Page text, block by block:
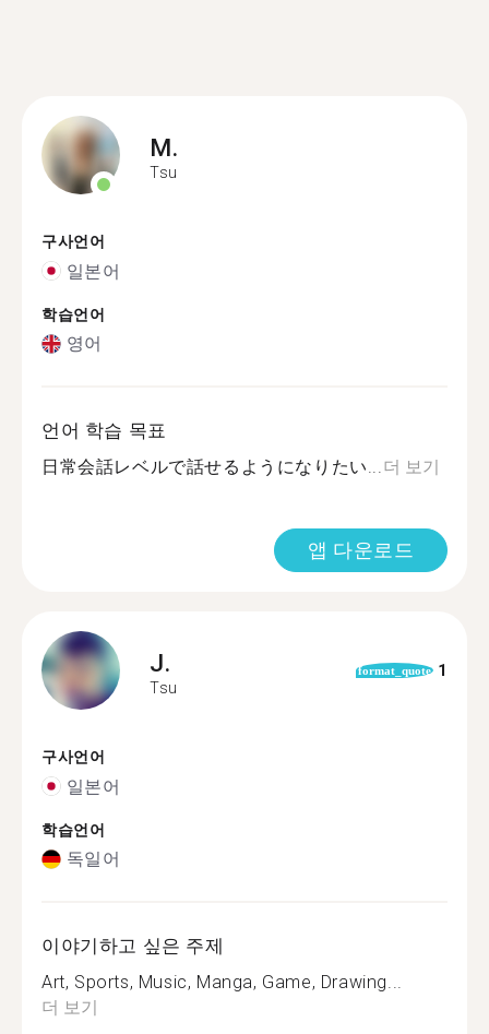
M.
Tsu
구사언어
일본어
학습언어
영어
언어 학습 목표
日常会話レベルで話せるようになりたい...더 보기
앱 다운로드
J.
Tsu
format_quote 1
구사언어
일본어
학습언어
독일어
이야기하고 싶은 주제
Art, Sports, Music, Manga, Game, Drawing...
더 보기